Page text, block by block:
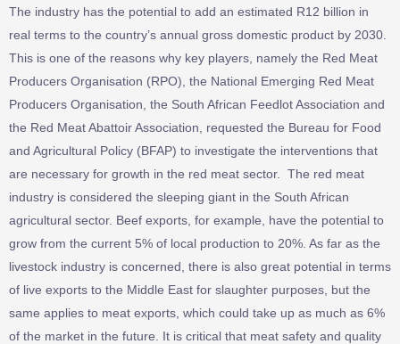
The industry has the potential to add an estimated R12 billion in
real terms to the country’s annual gross domestic product by 2030.
This is one of the reasons why key players, namely the Red Meat
Producers Organisation (RPO), the National Emerging Red Meat
Producers Organisation, the South African Feedlot Association and
the Red Meat Abattoir Association, requested the Bureau for Food
and Agricultural Policy (BFAP) to investigate the interventions that
are necessary for growth in the red meat sector. The red meat
industry is considered the sleeping giant in the South African
agricultural sector. Beef exports, for example, have the potential to
grow from the current 5% of local production to 20%. As far as the
livestock industry is concerned, there is also great potential in terms
of live exports to the Middle East for slaughter purposes, but the
same applies to meat exports, which could take up as much as 6%
of the market in the future. It is critical that meat safety and quality